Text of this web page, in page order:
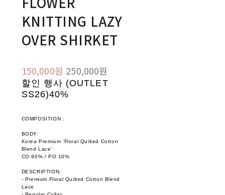
KNITTING LAZY
OVER SHIRKET
150,000원 250,000원
할인 행사 (OUTLET
SS26)40%
COMPOSITION :
BODY:
Korea Premium ‘Floral Quilted Cotton
Blend Lace’
CO 90% / PO 10%
DESCRIPTION:
- Premium Floral Quilted Cotton Blend
Lace